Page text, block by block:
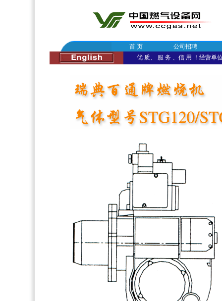
首 页
公司招聘
优 质、 服 务 、信 用 ！经营单